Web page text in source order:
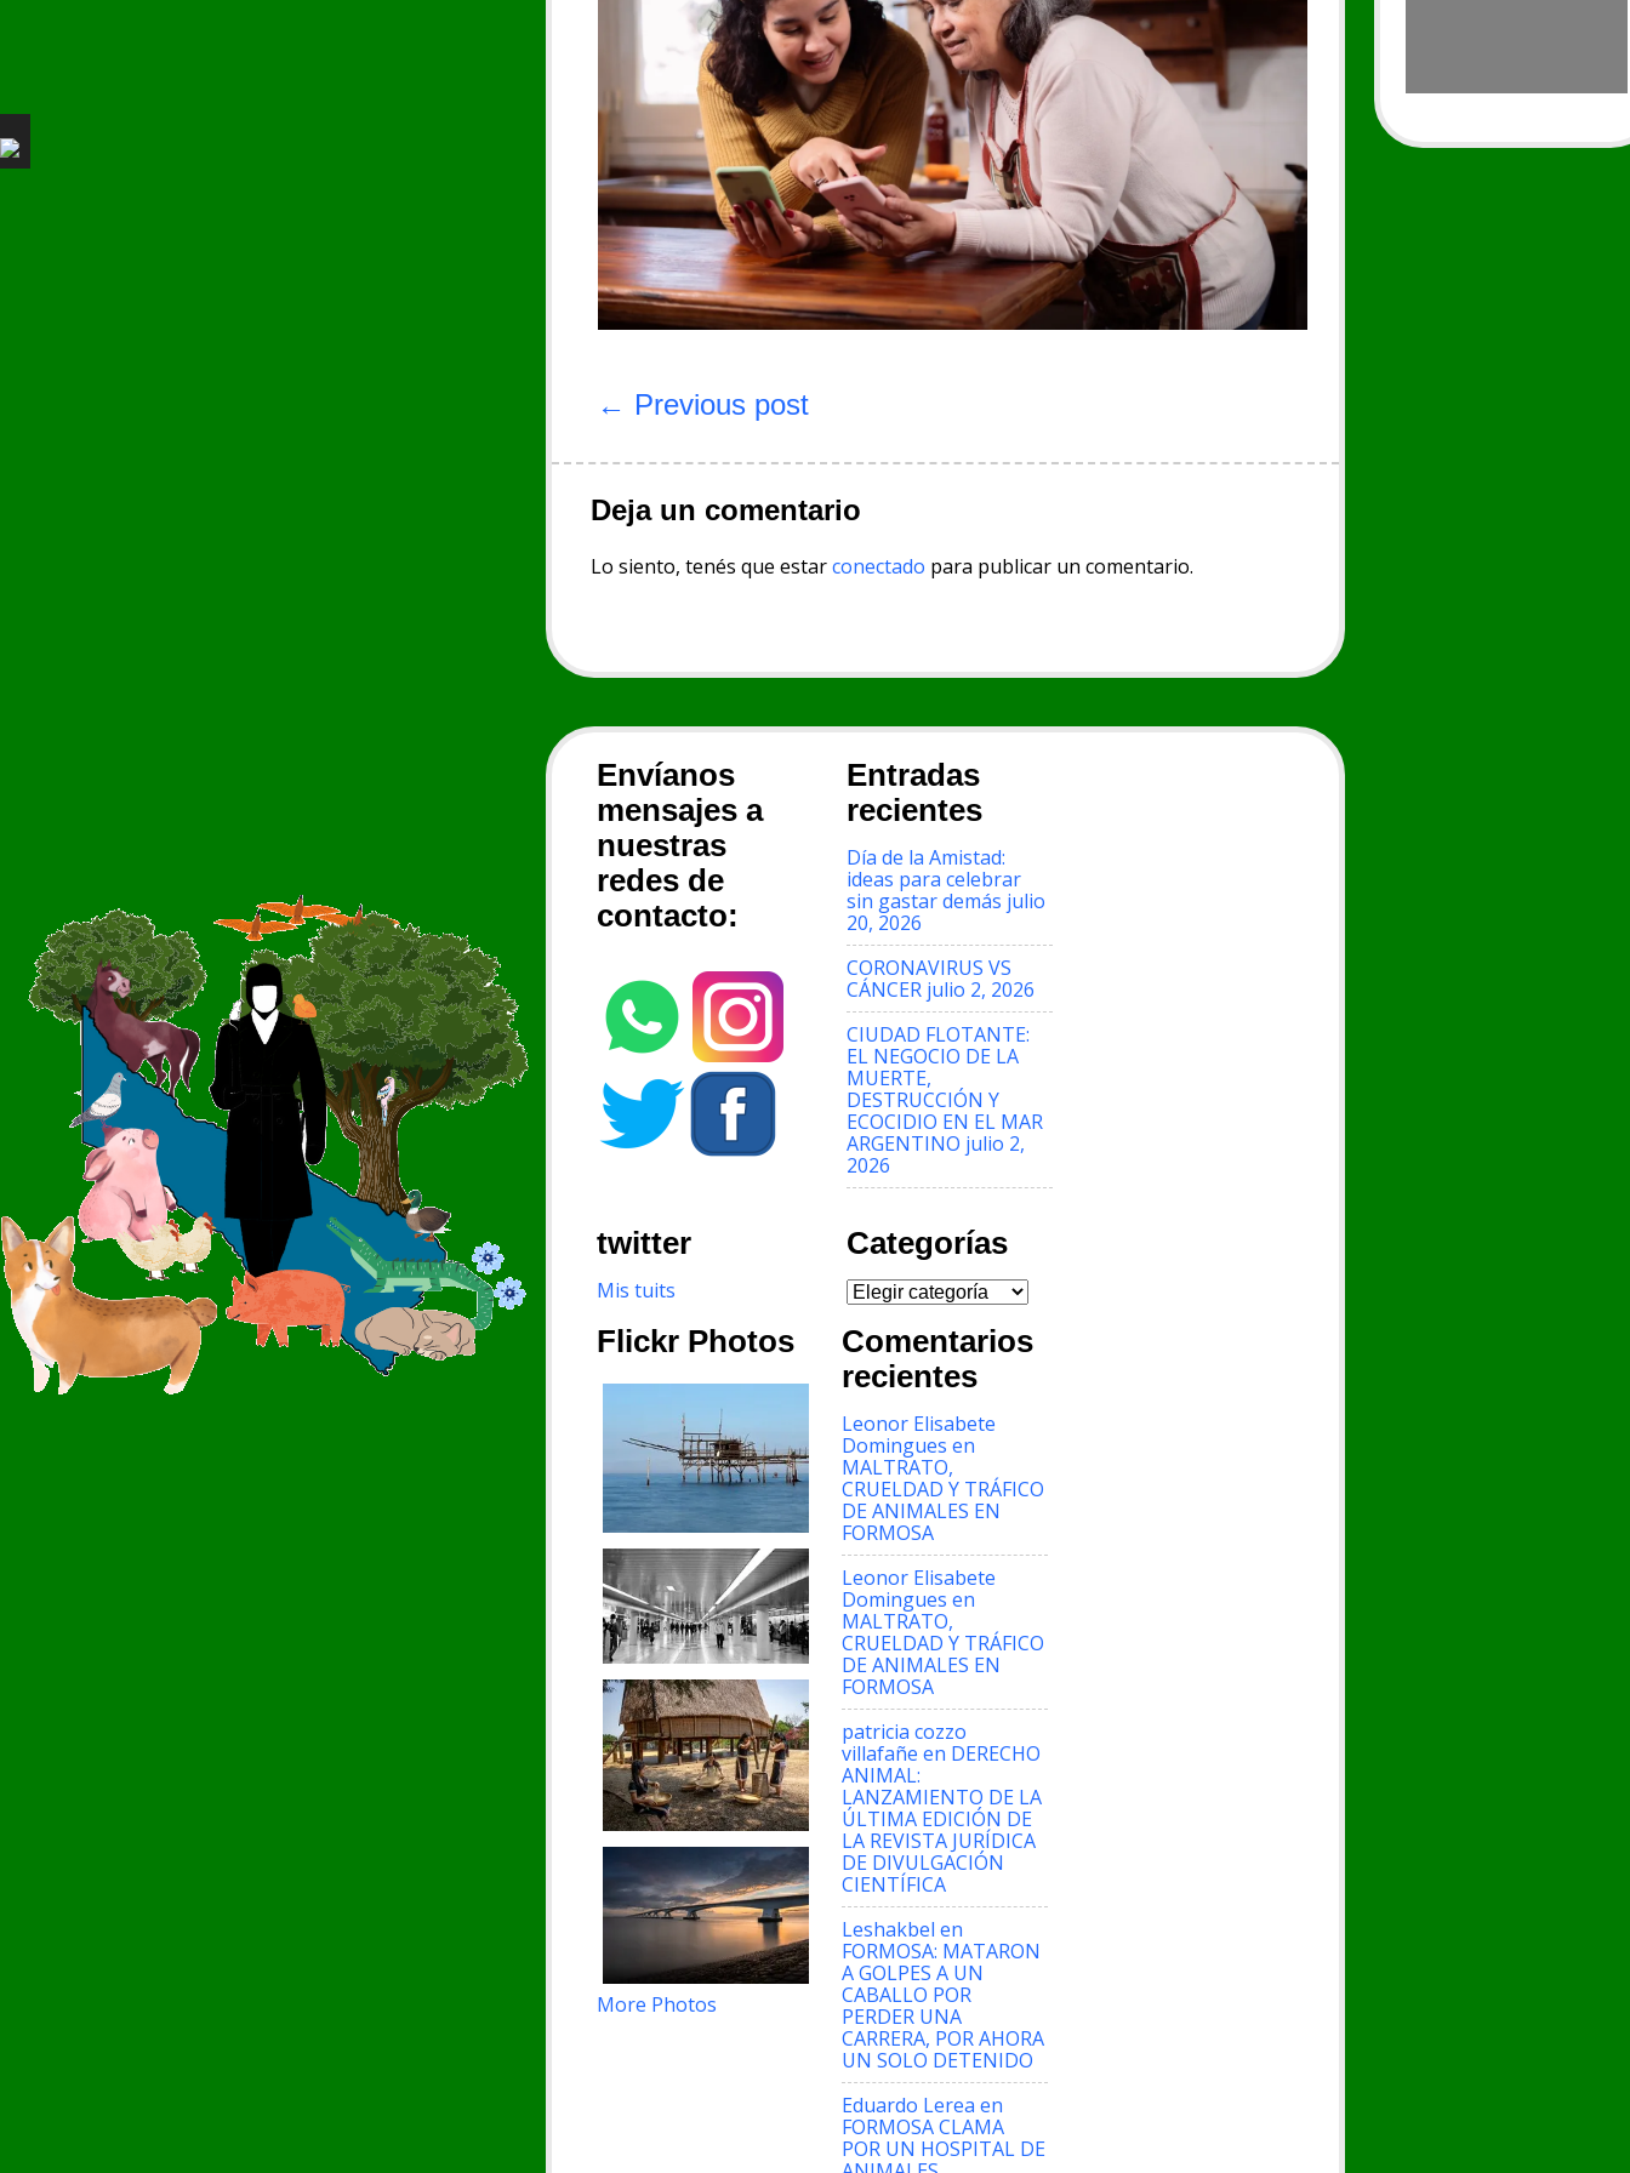
entradas
← Previous post
Deja un comentario
Lo siento, tenés que estarconectado para publicar un comentario.
Envíanos
mensajes a
nuestras
redes de
contacto:
Entradas
recientes
Día de la Amistad:
ideas para celebrar
sin gastar demás julio
20, 2026
CORONAVIRUS VS
CÁNCER julio 2, 2026
CIUDAD FLOTANTE:
EL NEGOCIO DE LA
MUERTE,
DESTRUCCIÓN Y
ECOCIDIO EN EL MAR
ARGENTINO julio 2,
2026
twitter
Mis tuits
Categorías
Categorías
Comentarios
recientes
Leonor Elisabete
Domingues en
MALTRATO,
CRUELDAD Y TRÁFICO
DE ANIMALES EN
FORMOSA
Leonor Elisabete
Domingues en
MALTRATO,
CRUELDAD Y TRÁFICO
DE ANIMALES EN
FORMOSA
patricia cozzo
villafañe en DERECHO
ANIMAL:
LANZAMIENTO DE LA
ÚLTIMA EDICIÓN DE
LA REVISTA JURÍDICA
DE DIVULGACIÓN
CIENTÍFICA
Leshakbel en
FORMOSA: MATARON
A GOLPES A UN
CABALLO POR
PERDER UNA
CARRERA, POR AHORA
UN SOLO DETENIDO
Eduardo Lerea en
FORMOSA CLAMA
POR UN HOSPITAL DE
Flickr Photos
More Photos